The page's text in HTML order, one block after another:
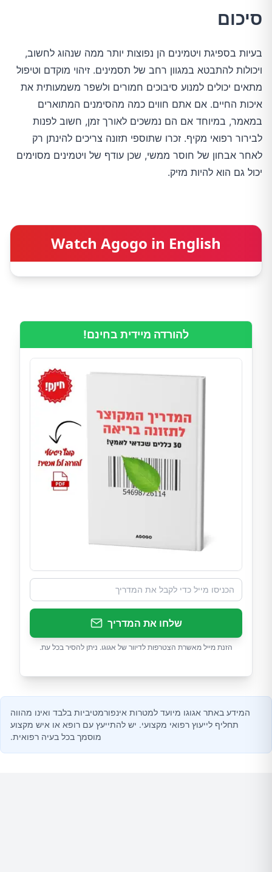
סיכום
בעיות בספיגת ויטמינים הן נפוצות יותר ממה שנהוג לחשוב,
ויכולות להתבטא במגוון רחב של תסמינים. זיהוי מוקדם וטיפול
מתאים יכולים למנוע סיבוכים חמורים ולשפר משמעותית את
איכות החיים. אם אתם חווים כמה מהסימנים המתוארים
במאמר, במיוחד אם הם נמשכים לאורך זמן, חשוב לפנות
לבירור רפואי מקיף. זכרו שתוספי תזונה צריכים להינתן רק
לאחר אבחון של חוסר ממשי, שכן עודף של ויטמינים מסוימים
יכול גם הוא להיות מזיק.
Watch Agogo in English
להורדה מיידית בחינם!
שלחו את המדריך
הזנת מייל מאשרת הצטרפות לדיוור של אגוגו. ניתן להסיר בכל עת.
המידע באתר אגוגו מיועד למטרות אינפורמטיביות בלבד ואינו מהווה
תחליף לייעוץ רפואי מקצועי. יש להתייעץ עם רופא או איש מקצוע
מוסמך בכל בעיה רפואית.